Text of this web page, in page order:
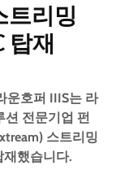
트리밍
탑재
운호퍼 IIIS는 라
션 전문기업 펀
스트리밍
재했습니다.